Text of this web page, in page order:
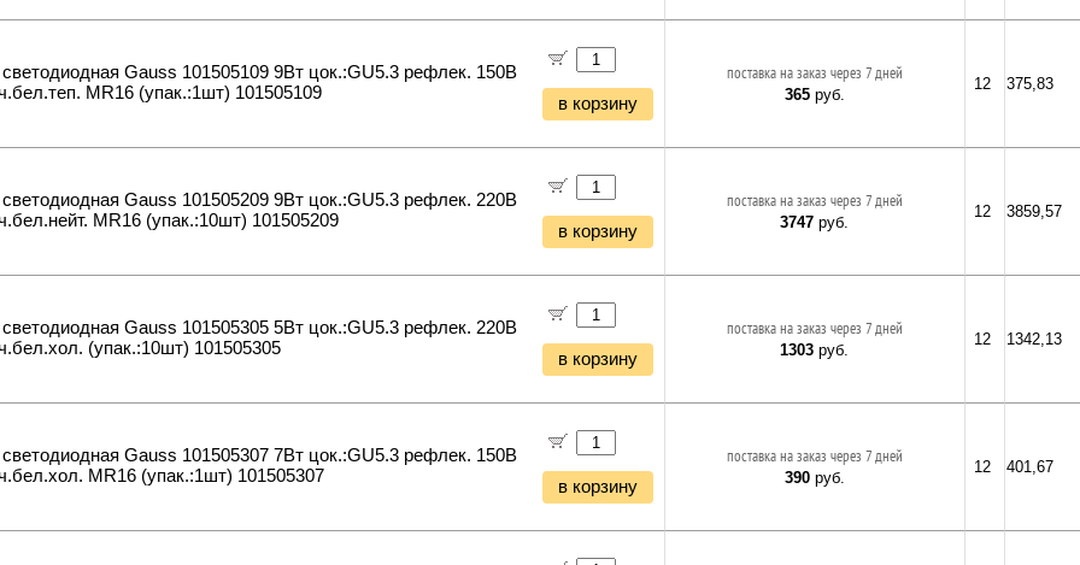
Gauss 101505109 9Вт цок.:GU5.3 рефлек. 150B
MR16 (упак.:1шт) 101505109
в корзину
поставка на заказ через 7 дней
365руб.
12 375,83
Gauss 101505209 9Вт цок.:GU5.3 рефлек. 220B
MR16 (упак.:10шт) 101505209
в корзину
поставка на заказ через 7 дней
3747 руб.
12 3859,57
Gauss 101505305 5Вт цок.:GU5.3 рефлек. 220B
(упак.:10шт) 101505305
в корзину
поставка на заказ через 7 дней
1303 руб.
12 1342,13
Gauss 101505307 7Вт цок.:GU5.3 рефлек. 150B
MR16 (упак.:1шт) 101505307
в корзину
поставка на заказ через 7 дней
390руб.
12 401,67